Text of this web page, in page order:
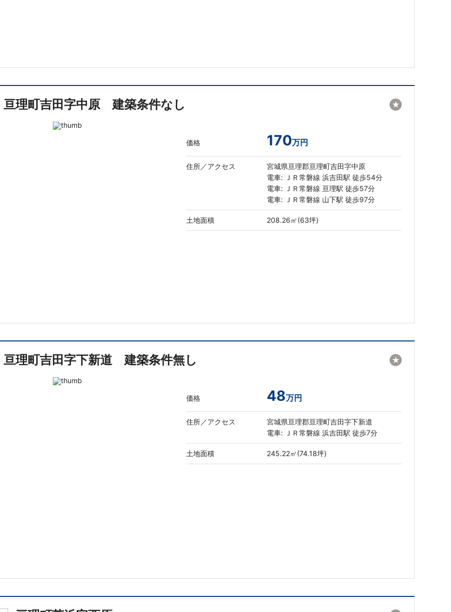
亘理町吉田字中原 建築条件なし
価格 170万円
住所／アクセス
宮城県亘理郡亘理町吉田字中原
電車: ＪＲ常磐線 浜吉田駅 徒歩54分
電車: ＪＲ常磐線 亘理駅 徒歩57分
電車: ＪＲ常磐線 山下駅 徒歩97分
土地面積 208.26㎡(63坪)
★
亘理町吉田字下新道 建築条件無し
価格 48万円
住所／アクセス
宮城県亘理郡亘理町吉田字下新道
電車: ＪＲ常磐線 浜吉田駅 徒歩7分
土地面積 245.22㎡(74.18坪)
★